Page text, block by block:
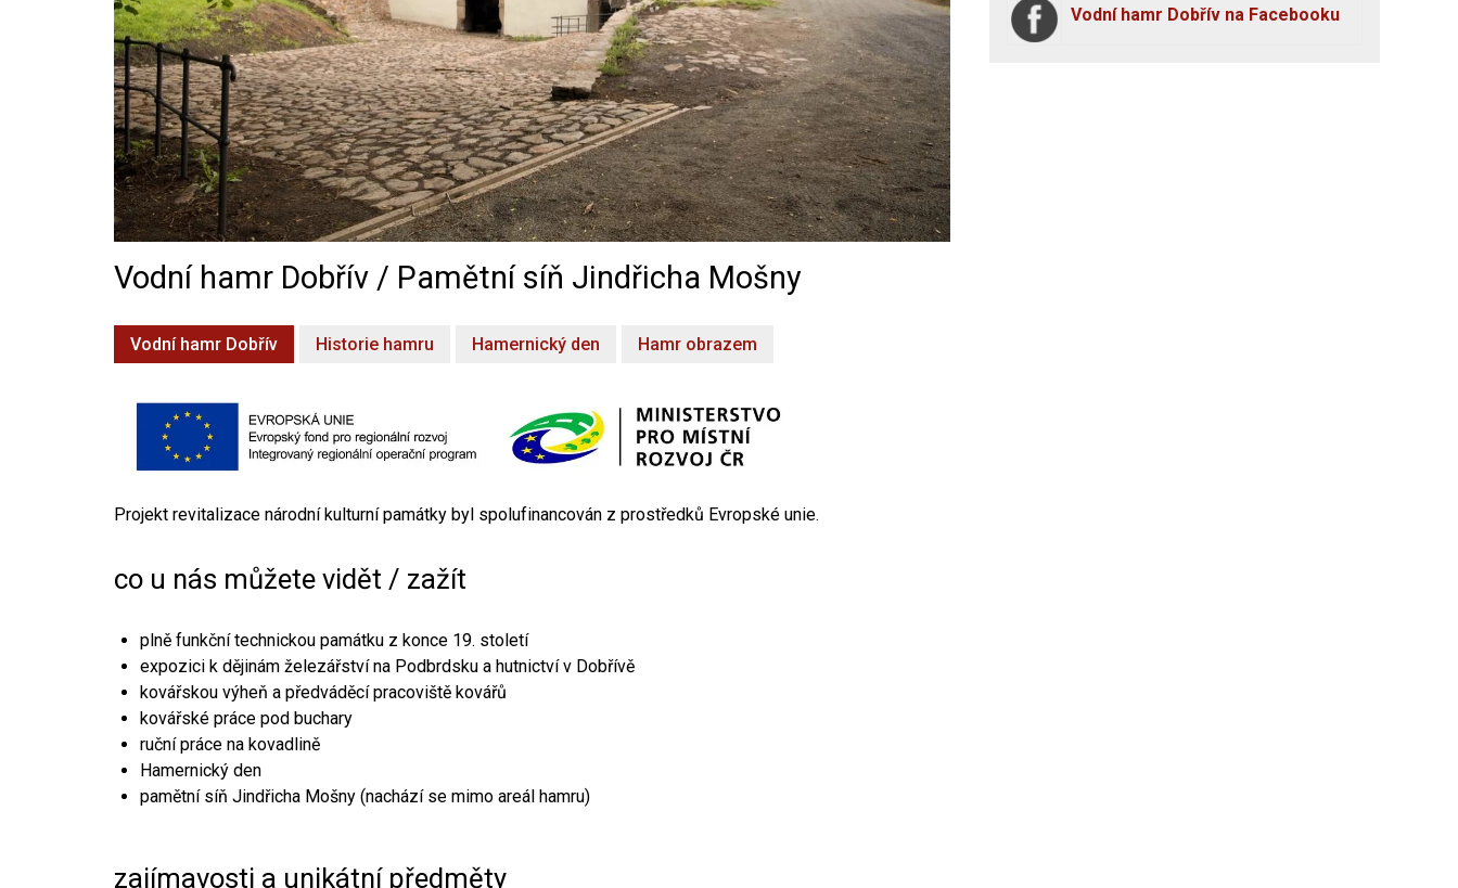
Vodní hamr Dobřív / Pamětní síň Jindřicha Mošny
Vodní hamr Dobřív Historie hamru Hamernický den Hamr obrazem
Projekt revitalizace národní kulturní památky byl spolufinancován z prostředků Evropské unie.
co u nás můžete vidět / zažít
plně funkční technickou památku z konce 19. století
expozici k dějinám železářství na Podbrdsku a hutnictví v Dobřívě
kovářskou výheň a předváděcí pracoviště kovářů
kovářské práce pod buchary
ruční práce na kovadlině
Hamernický den
pamětní síň Jindřicha Mošny (nachází se mimo areál hamru)
zajímavosti a unikátní předměty
Vodní hamr Dobřív na Facebooku